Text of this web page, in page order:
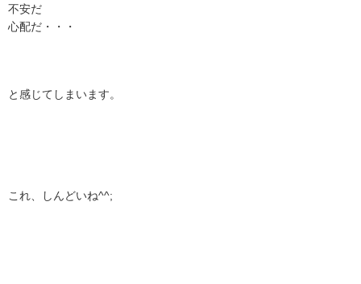
不安だ
心配だ・・・
と感じてしまいます。
これ、しんどいね^^;